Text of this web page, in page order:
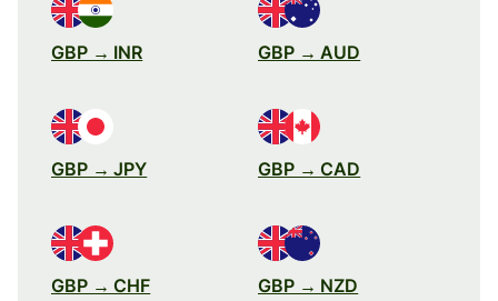
GBP → INR GBP → AUD
GBP → JPY GBP → CAD
GBP → CHF GBP → NZD